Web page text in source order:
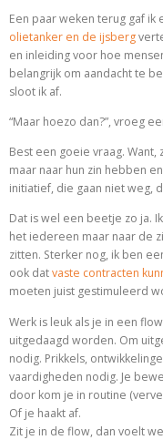
Een paar weken terug gaf ik
olietanker en de ijsberg
en inleiding voor hoe
belangrijk om aandacht te
sloot ik af.
“Maar hoezo dan?”, vroeg
Best een goeie vraag.
maar naar hun zin hebben
initiatief, die gaan niet weg,
Dat is wel een beetje zo ja.
het iedereen maar naar de
zitten. Sterker nog, ik ben
ook datvaste contracten
moeten juist gestimuleerd
Werk is leuk als je in een
uitgedaagd worden. Om
nodig. Prikkels,
vaardigheden nodig. Je
door kom je in routine
Of je haakt af.
Zit je in de flow, dan voelt